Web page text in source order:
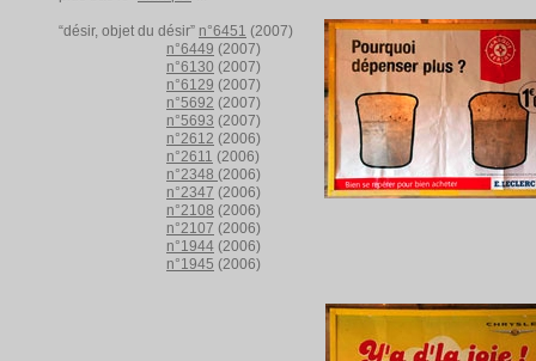
“désir, objet du désir” n°6451 (2007)
n°6449 (2007)
n°6130 (2007)
n°6129 (2007)
n°5692 (2007)
n°5693 (2007)
n°2612 (2006)
n°2611 (2006)
n°2348 (2006)
n°2347 (2006)
n°2108 (2006)
n°2107 (2006)
n°1944 (2006)
n°1945 (2006)